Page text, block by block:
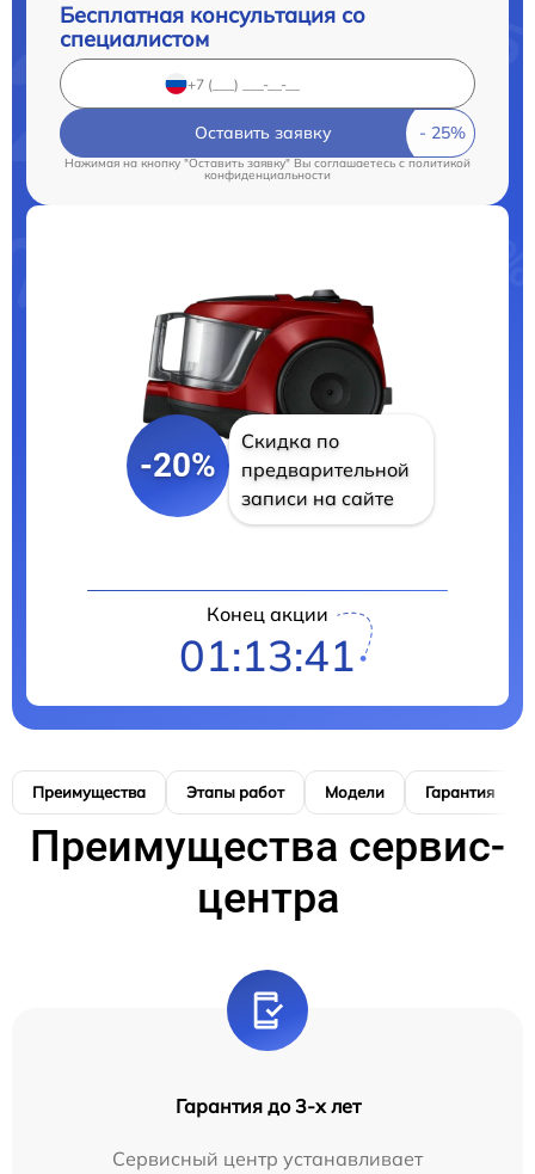
Бесплатная консультация со
специалистом
Оставить заявку
Нажимая на кнопку "Оставить заявку" Вы соглашаетесь c политикой
конфиденциальности
-20%
Скидка по
предварительной
записи на сайте
Конец акции
01:13:40
Преимущества Этапы работ Модели Гарантия
Преимущества сервис-
центра
Гарантия до 3-х лет
Сервисный центр устанавливает